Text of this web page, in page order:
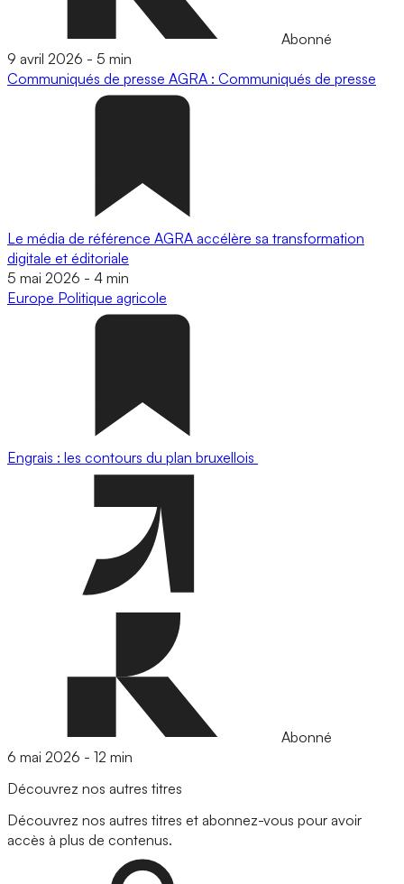
Abonné
9 avril 2026 - 5 min
Communiqués de presse AGRA : Communiqués de presse
Le média de référence AGRA accélère sa transformation
digitale et éditoriale
5 mai 2026 - 4 min
Europe Politique agricole
Engrais : les contours du plan bruxellois
Abonné
6 mai 2026 - 12 min
Découvrez nos autres titres
Découvrez nos autres titres et abonnez-vous pour avoir
accès à plus de contenus.